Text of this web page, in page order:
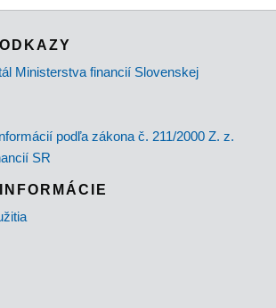
Ministerstva financií Slovenskej
podľa zákona č. 211/2000 Z. z.
SR